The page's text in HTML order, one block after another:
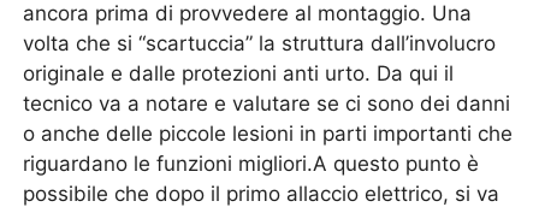
ancora prima di provvedere al montaggio. Una
volta che si “scartuccia” la struttura dall’involucro
originale e dalle protezioni anti urto. Da qui il
tecnico va a notare e valutare se ci sono dei danni
o anche delle piccole lesioni in parti importanti che
riguardano le funzioni migliori.A questo punto è
possibile che dopo il primo allaccio elettrico, si va